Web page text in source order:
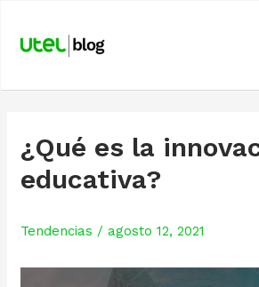
content
¿Qué es la
educativa?
Tendencias /agosto 12, 2021